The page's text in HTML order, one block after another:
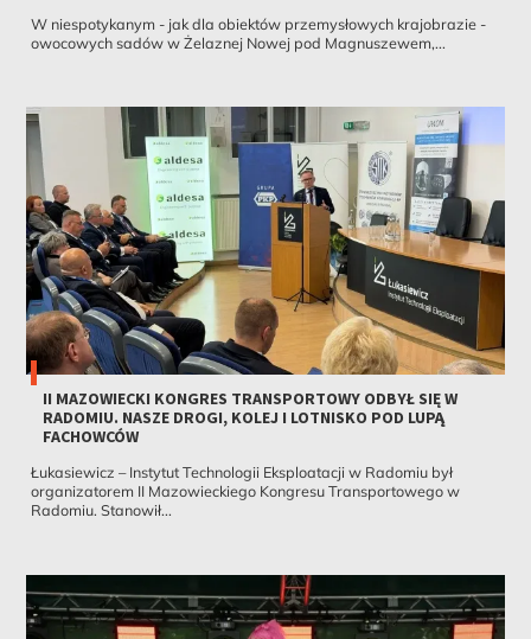
W niespotykanym - jak dla obiektów przemysłowych krajobrazie -
owocowych sadów w Żelaznej Nowej pod Magnuszewem,...
II MAZOWIECKI KONGRES TRANSPORTOWY ODBYŁ SIĘ W
RADOMIU. NASZE DROGI, KOLEJ I LOTNISKO POD LUPĄ
FACHOWCÓW
Łukasiewicz – Instytut Technologii Eksploatacji w Radomiu był
organizatorem II Mazowieckiego Kongresu Transportowego w
Radomiu. Stanowił...